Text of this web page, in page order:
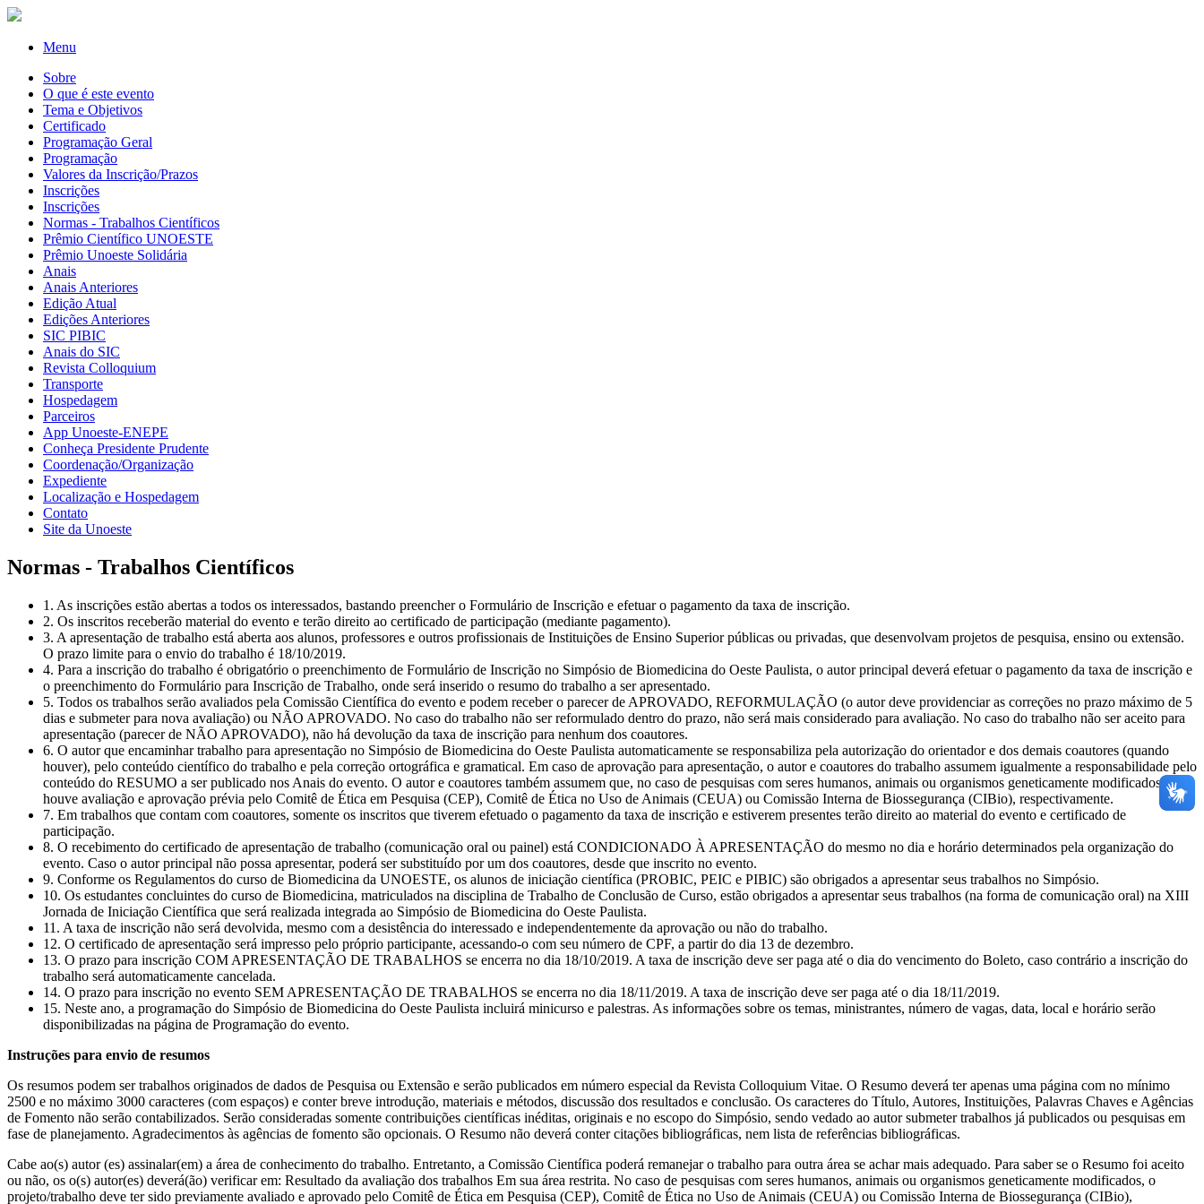
Menu
Sobre
O que é este evento
Tema e Objetivos
Certificado
Programação Geral
Programação
Valores da Inscrição/Prazos
Inscrições
Inscrições
Normas - Trabalhos Científicos
Prêmio Científico UNOESTE
Prêmio Unoeste Solidária
Anais
Anais Anteriores
Edição Atual
Edições Anteriores
SIC PIBIC
Anais do SIC
Revista Colloquium
Transporte
Hospedagem
Parceiros
App Unoeste-ENEPE
Conheça Presidente Prudente
Coordenação/Organização
Expediente
Localização e Hospedagem
Contato
Site da Unoeste
Normas - Trabalhos Científicos
1. As inscrições estão abertas a todos os interessados, bastando preencher o Formulário de Inscrição e efetuar o pagamento da taxa de inscrição.
2. Os inscritos receberão material do evento e terão direito ao certificado de participação (mediante pagamento).
3. A apresentação de trabalho está aberta aos alunos, professores e outros profissionais de Instituições de Ensino Superior públicas ou privadas, que desenvolvam projetos de pesquisa, ensino ou extensão.
O prazo limite para o envio do trabalho é 18/10/2019.
4. Para a inscrição do trabalho é obrigatório o preenchimento de Formulário de Inscrição no Simpósio de Biomedicina do Oeste Paulista, o autor principal deverá efetuar o pagamento da taxa de inscrição e
o preenchimento do Formulário para Inscrição de Trabalho, onde será inserido o resumo do trabalho a ser apresentado.
5. Todos os trabalhos serão avaliados pela Comissão Científica do evento e podem receber o parecer de APROVADO, REFORMULAÇÃO (o autor deve providenciar as correções no prazo máximo de 5
dias e submeter para nova avaliação) ou NÃO APROVADO. No caso do trabalho não ser reformulado dentro do prazo, não será mais considerado para avaliação. No caso do trabalho não ser aceito para
apresentação (parecer de NÃO APROVADO), não há devolução da taxa de inscrição para nenhum dos coautores.
6. O autor que encaminhar trabalho para apresentação no Simpósio de Biomedicina do Oeste Paulista automaticamente se responsabiliza pela autorização do orientador e dos demais coautores (quando
houver), pelo conteúdo científico do trabalho e pela correção ortográfica e gramatical. Em caso de aprovação para apresentação, o autor e coautores do trabalho assumem igualmente a responsabilidade pelo
conteúdo do RESUMO a ser publicado nos Anais do evento. O autor e coautores também assumem que, no caso de pesquisas com seres humanos, animais ou organismos geneticamente modificados,
houve avaliação e aprovação prévia pelo Comitê de Ética em Pesquisa (CEP), Comitê de Ética no Uso de Animais (CEUA) ou Comissão Interna de Biossegurança (CIBio), respectivamente.
7. Em trabalhos que contam com coautores, somente os inscritos que tiverem efetuado o pagamento da taxa de inscrição e estiverem presentes terão direito ao material do evento e certificado de
participação.
8. O recebimento do certificado de apresentação de trabalho (comunicação oral ou painel) está CONDICIONADO À APRESENTAÇÃO do mesmo no dia e horário determinados pela organização do
evento. Caso o autor principal não possa apresentar, poderá ser substituído por um dos coautores, desde que inscrito no evento.
9. Conforme os Regulamentos do curso de Biomedicina da UNOESTE, os alunos de iniciação científica (PROBIC, PEIC e PIBIC) são obrigados a apresentar seus trabalhos no Simpósio.
10. Os estudantes concluintes do curso de Biomedicina, matriculados na disciplina de Trabalho de Conclusão de Curso, estão obrigados a apresentar seus trabalhos (na forma de comunicação oral) na XIII
Jornada de Iniciação Científica que será realizada integrada ao Simpósio de Biomedicina do Oeste Paulista.
11. A taxa de inscrição não será devolvida, mesmo com a desistência do interessado e independentemente da aprovação ou não do trabalho.
12. O certificado de apresentação será impresso pelo próprio participante, acessando-o com seu número de CPF, a partir do dia 13 de dezembro.
13. O prazo para inscrição COM APRESENTAÇÃO DE TRABALHOS se encerra no dia 18/10/2019. A taxa de inscrição deve ser paga até o dia do vencimento do Boleto, caso contrário a inscrição do
trabalho será automaticamente cancelada.
14. O prazo para inscrição no evento SEM APRESENTAÇÃO DE TRABALHOS se encerra no dia 18/11/2019. A taxa de inscrição deve ser paga até o dia 18/11/2019.
15. Neste ano, a programação do Simpósio de Biomedicina do Oeste Paulista incluirá minicurso e palestras. As informações sobre os temas, ministrantes, número de vagas, data, local e horário serão
disponibilizadas na página de Programação do evento.
Instruções para envio de resumos
Os resumos podem ser trabalhos originados de dados de Pesquisa ou Extensão e serão publicados em número especial da Revista Colloquium Vitae. O Resumo deverá ter apenas uma página com no mínimo
2500 e no máximo 3000 caracteres (com espaços) e conter breve introdução, materiais e métodos, discussão dos resultados e conclusão. Os caracteres do Título, Autores, Instituições, Palavras Chaves e Agências
de Fomento não serão contabilizados. Serão consideradas somente contribuições científicas inéditas, originais e no escopo do Simpósio, sendo vedado ao autor submeter trabalhos já publicados ou pesquisas em
fase de planejamento. Agradecimentos às agências de fomento são opcionais. O Resumo não deverá conter citações bibliográficas, nem lista de referências bibliográficas.
Cabe ao(s) autor (es) assinalar(em) a área de conhecimento do trabalho. Entretanto, a Comissão Científica poderá remanejar o trabalho para outra área se achar mais adequado. Para saber se o Resumo foi aceito
ou não, os o(s) autor(es) deverá(ão) verificar em: Resultado da avaliação dos trabalhos Em sua área restrita. No caso de pesquisas com seres humanos, animais ou organismos geneticamente modificados, o
projeto/trabalho deve ter sido previamente avaliado e aprovado pelo Comitê de Ética em Pesquisa (CEP), Comitê de Ética no Uso de Animais (CEUA) ou Comissão Interna de Biossegurança (CIBio),